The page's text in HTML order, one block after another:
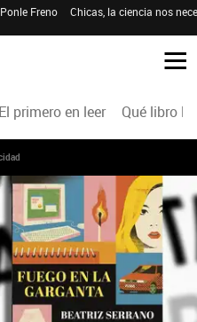
Freno Chicas, la ciencia nos
El primero en leer Qué libro